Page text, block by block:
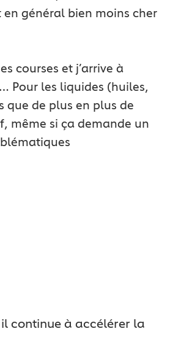
général bien moins cher
courses et j’arrive à
Pour les liquides (huiles,
que de plus en plus de
même si ça demande un
continue à accélérer la